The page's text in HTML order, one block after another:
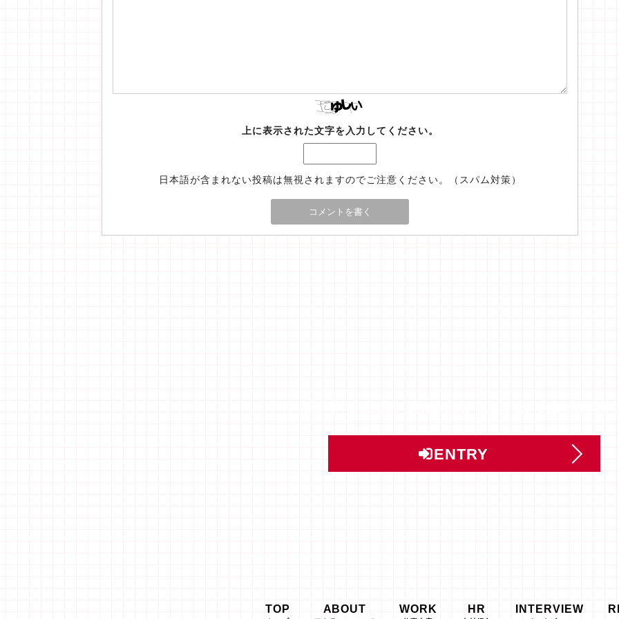
上に表示された文字を入力してください。
日本語が含まれない投稿は無視されますのでご注意ください。（スパム対策）
ENTRY
TOP ABOUT WORK HR INTERVIEW